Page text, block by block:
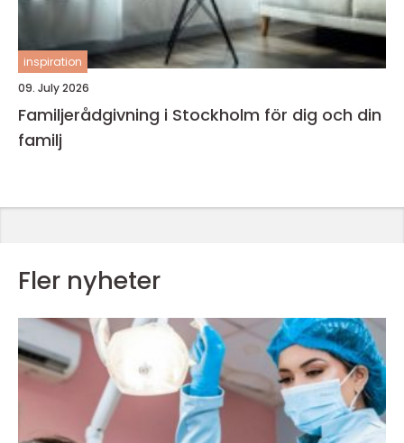
inspiration
09. July 2026
Familjerådgivning i Stockholm för dig och din
familj
Fler nyheter